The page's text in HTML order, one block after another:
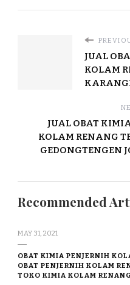
JUAL
KOLAM
JUAL OBAT
KOLAM RENANG
GEDONGTENGEN
Recommended
MAY 31, 2021
OBAT KIMIA PENJERNIH
OBAT PENJERNIH KOLAM
TOKO KIMIA KOLAM